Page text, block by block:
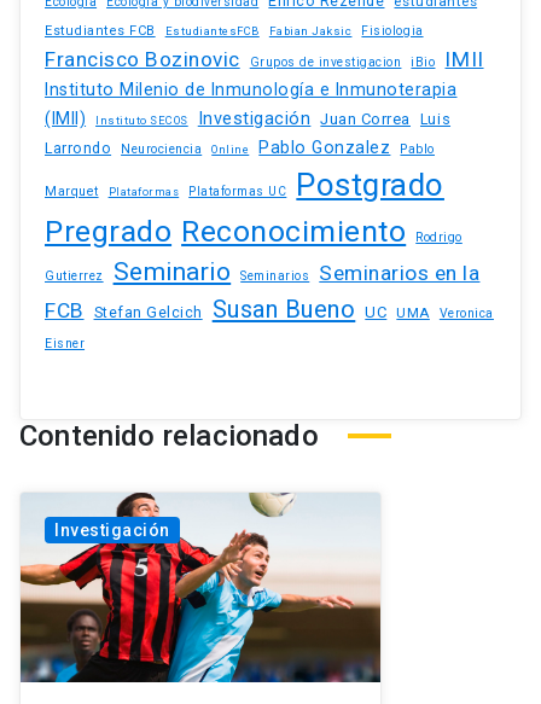
Estudiantes FCB EstudiantesFCB Fabian Jaksic Fisiologia
Francisco Bozinovic Grupos de investigacion iBio IMII
Instituto Milenio de Inmunología e Inmunoterapia
(IMII)
Instituto SECOS Investigación Juan Correa
Luis
Larrondo
Neurociencia Online Pablo Gonzalez Pablo
Marquet Plataformas Plataformas UC Postgrado
Pregrado Reconocimiento Rodrigo
Gutierrez Seminario Seminarios
Seminarios en la
FCB
Stefan Gelcich Susan Bueno UC UMA
Veronica
Eisner
Contenido relacionado
Investigación